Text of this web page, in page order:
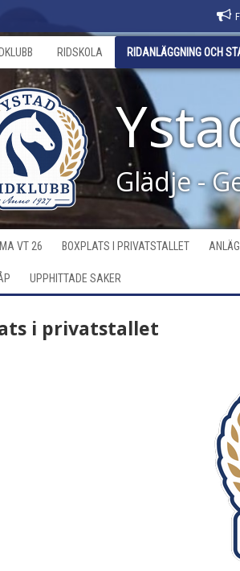
RIDSKOLA RIDANLÄGGNING OCH
Glädje -
VT 26 BOXPLATS I PRIVATSTALLET
UPPHITTADE SAKER
i privatstallet